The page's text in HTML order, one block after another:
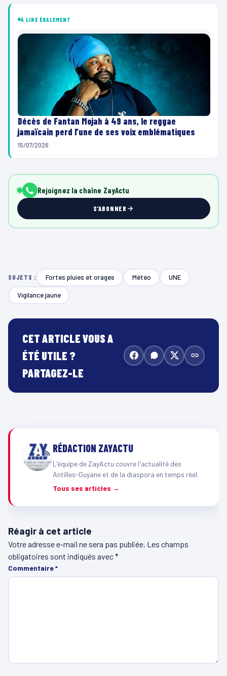
À LIRE ÉGALEMENT
Décès de Fantan Mojah à 49 ans, le reggae
jamaïcain perd l’une de ses voix emblématiques
15/07/2026
Rejoignez la chaîne ZayActu
S'ABONNER
SUJETS : Fortes pluies et orages Météo UNE
Vigilance jaune
CET ARTICLE VOUS A
ÉTÉ UTILE ?
PARTAGEZ-LE
RÉDACTION ZAYACTU
L'équipe de ZayActu couvre l'actualité des
Antilles-Guyane et de la diaspora en temps réel.
Tous ses articles →
Réagir à cet article
Votre adresse e-mail ne sera pas publiée. Les champs
obligatoires sont indiqués avec*
Commentaire*